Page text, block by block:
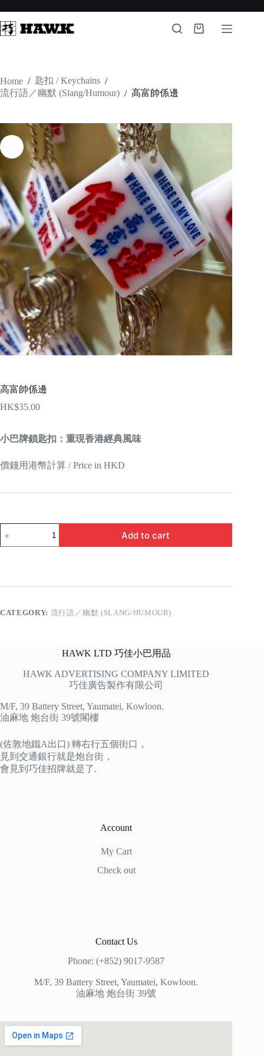
to
content
Shopping
Home / 匙扣 / Keychains /
流行語／幽默 (Slang/Humour) / 高富帥係邊
高富帥係邊
HK$35.00
小巴牌鎖匙扣：重現香港經典風味
價錢用港幣計算 / Price in HKD
富
Add to cart
CATEGORY: 流行語／幽默 (SLANG/HUMOUR)
HAWK LTD 巧佳小巴用品
HAWK ADVERTISING COMPANY LIMITED
巧佳廣告製作有限公司
M/F, 39 Battery Street, Yaumatei, Kowloon.
油麻地 炮台街 39號閣樓
(佐敦地鐵A出口) 轉右行五個街口，
見到交通銀行就是炮台街，
會見到巧佳招牌就是了.
Account
My Cart
Check out
Contact Us
Phone: (+852) 9017-9587
M/F, 39 Battery Street, Yaumatei, Kowloon.
油麻地 炮台街 39號